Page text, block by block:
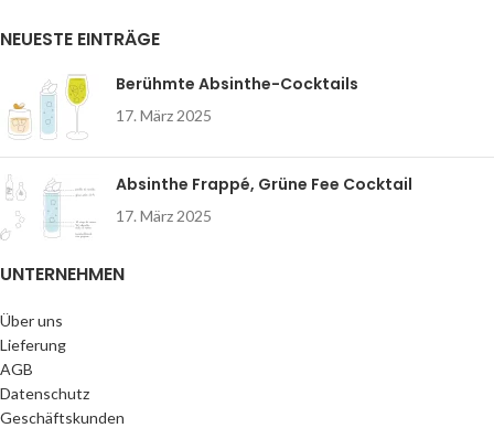
NEUESTE EINTRÄGE
Berühmte Absinthe-Cocktails
17. März 2025
Absinthe Frappé, Grüne Fee Cocktail
17. März 2025
UNTERNEHMEN
Über uns
Lieferung
AGB
Datenschutz
Geschäftskunden